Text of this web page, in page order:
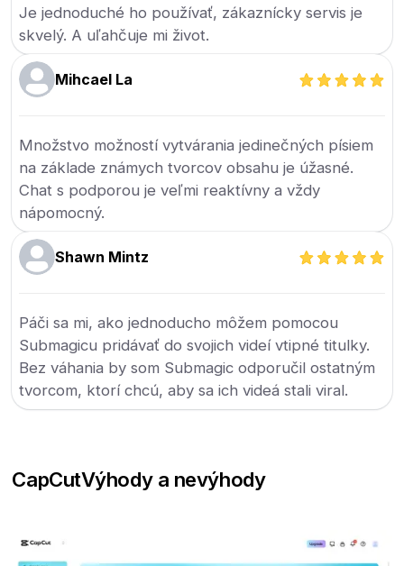
Je jednoduché ho používať, zákaznícky servis je
skvelý. A uľahčuje mi život.
Mihcael La
Množstvo možností vytvárania jedinečných písiem
na základe známych tvorcov obsahu je úžasné.
Chat s podporou je veľmi reaktívny a vždy
nápomocný.
Shawn Mintz
Páči sa mi, ako jednoducho môžem pomocou
Submagicu pridávať do svojich videí vtipné titulky.
Bez váhania by som Submagic odporučil ostatným
tvorcom, ktorí chcú, aby sa ich videá stali viral.
CapCutVýhody a nevýhody